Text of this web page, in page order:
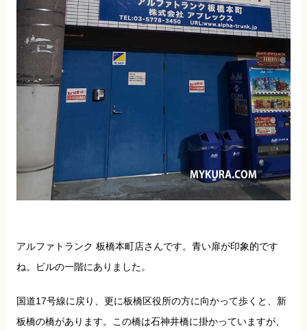
アルファトランク 板橋本町店さんです。青い扉が印象的です
ね。ビルの一階にありました。
国道17号線に戻り、更に板橋区役所の方に向かって歩くと、新
板橋の橋があります。この橋は石神井橋に掛かっていますが、